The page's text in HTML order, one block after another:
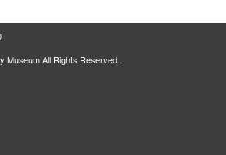
Museum All Rights Reserved.